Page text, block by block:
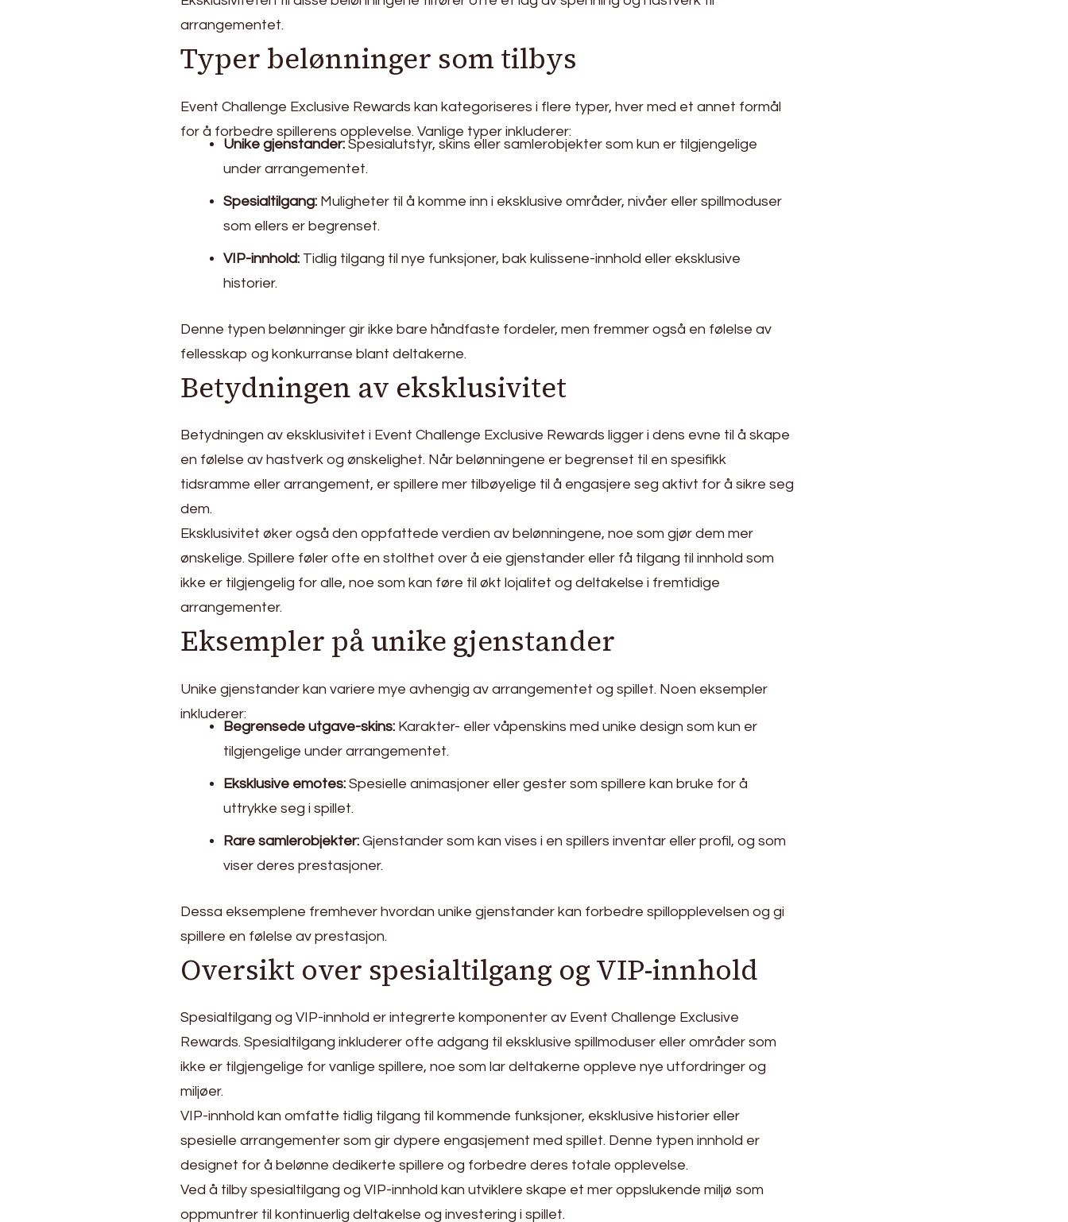
arrangementet.
Typer belønninger som tilbys
Event Challenge Exclusive Rewards kan kategoriseres i flere typer, hver med et annet formål
for å forbedre spillerens opplevelse. Vanlige typer inkluderer:
Unike gjenstander: Spesialutstyr, skins eller samlerobjekter som kun er tilgjengelige
under arrangementet.
Spesialtilgang: Muligheter til å komme inn i eksklusive områder, nivåer eller spillmoduser
som ellers er begrenset.
VIP-innhold: Tidlig tilgang til nye funksjoner, bak kulissene-innhold eller eksklusive
historier.
Denne typen belønninger gir ikke bare håndfaste fordeler, men fremmer også en følelse av
fellesskap og konkurranse blant deltakerne.
Betydningen av eksklusivitet
Betydningen av eksklusivitet i Event Challenge Exclusive Rewards ligger i dens evne til å skape
en følelse av hastverk og ønskelighet. Når belønningene er begrenset til en spesifikk
tidsramme eller arrangement, er spillere mer tilbøyelige til å engasjere seg aktivt for å sikre seg
dem.
Eksklusivitet øker også den oppfattede verdien av belønningene, noe som gjør dem mer
ønskelige. Spillere føler ofte en stolthet over å eie gjenstander eller få tilgang til innhold som
ikke er tilgjengelig for alle, noe som kan føre til økt lojalitet og deltakelse i fremtidige
arrangementer.
Eksempler på unike gjenstander
Unike gjenstander kan variere mye avhengig av arrangementet og spillet. Noen eksempler
inkluderer:
Begrensede utgave-skins: Karakter- eller våpenskins med unike design som kun er
tilgjengelige under arrangementet.
Eksklusive emotes: Spesielle animasjoner eller gester som spillere kan bruke for å
uttrykke seg i spillet.
Rare samlerobjekter: Gjenstander som kan vises i en spillers inventar eller profil, og som
viser deres prestasjoner.
Dessa eksemplene fremhever hvordan unike gjenstander kan forbedre spillopplevelsen og gi
spillere en følelse av prestasjon.
Oversikt over spesialtilgang og VIP-innhold
Spesialtilgang og VIP-innhold er integrerte komponenter av Event Challenge Exclusive
Rewards. Spesialtilgang inkluderer ofte adgang til eksklusive spillmoduser eller områder som
ikke er tilgjengelige for vanlige spillere, noe som lar deltakerne oppleve nye utfordringer og
miljøer.
VIP-innhold kan omfatte tidlig tilgang til kommende funksjoner, eksklusive historier eller
spesielle arrangementer som gir dypere engasjement med spillet. Denne typen innhold er
designet for å belønne dedikerte spillere og forbedre deres totale opplevelse.
Ved å tilby spesialtilgang og VIP-innhold kan utviklere skape et mer oppslukende miljø som
oppmuntrer til kontinuerlig deltakelse og investering i spillet.